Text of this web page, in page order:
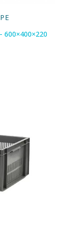
600×400×220